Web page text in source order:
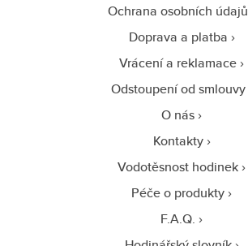
Ochrana osobních údajů
Doprava a platba
Vrácení a reklamace
Odstoupení od smlouvy
O nás
Kontakty
Vodotěsnost hodinek
Péče o produkty
F.A.Q.